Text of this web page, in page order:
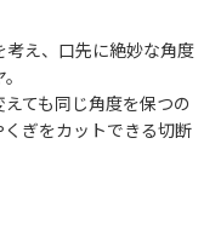
え、口先に絶妙な角度
ても同じ角度を保つの
ぎをカットできる切断